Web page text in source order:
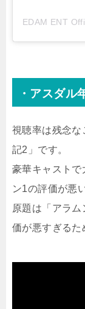
・アスダル
視聴率は残念な
記2」です。
豪華キャストで
ン1の評価が悪
原題は「アラ
価が悪すぎるた